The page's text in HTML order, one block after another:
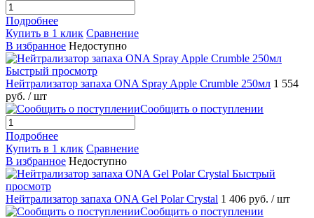
Подробнее
Купить в 1 клик Сравнение
В избранное Недоступно
Быстрый просмотр
Нейтрализатор запаха ONA Spray Apple Crumble 250мл 1 554
руб. / шт
Сообщить о поступлении
Подробнее
Купить в 1 клик Сравнение
В избранное Недоступно
Быстрый
просмотр
Нейтрализатор запаха ONA Gel Polar Crystal 1 406 руб. / шт
Сообщить о поступлении